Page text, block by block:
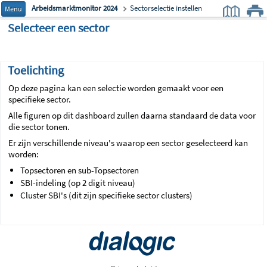
Menu Arbeidsmarktmonitor 2024 Sectorselectie instellen
Selecteer een sector
Toelichting
Op deze pagina kan een selectie worden gemaakt voor een
specifieke sector.
Alle figuren op dit dashboard zullen daarna standaard de data voor
die sector tonen.
Er zijn verschillende niveau's waarop een sector geselecteerd kan
worden:
Topsectoren en sub-Topsectoren
SBI-indeling (op 2 digit niveau)
Cluster SBI's (dit zijn specifieke sector clusters)